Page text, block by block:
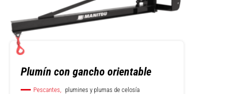
Plumín con gancho orientable
Pescantes, plumines y plumas de celosía